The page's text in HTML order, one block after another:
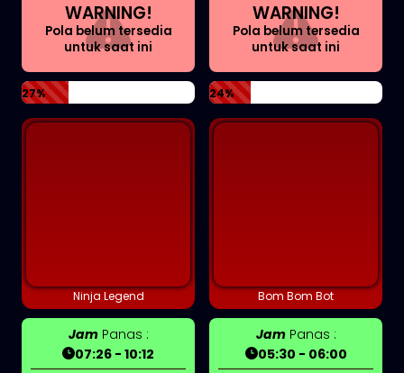
WARNING!
Pola belum tersedia
untuk saat ini
27%
WARNING!
Pola belum tersedia
untuk saat ini
24%
Ninja Legend
JamPanas :
07:26 - 10:12
Bom Bom Bot
JamPanas :
05:30 - 06:00